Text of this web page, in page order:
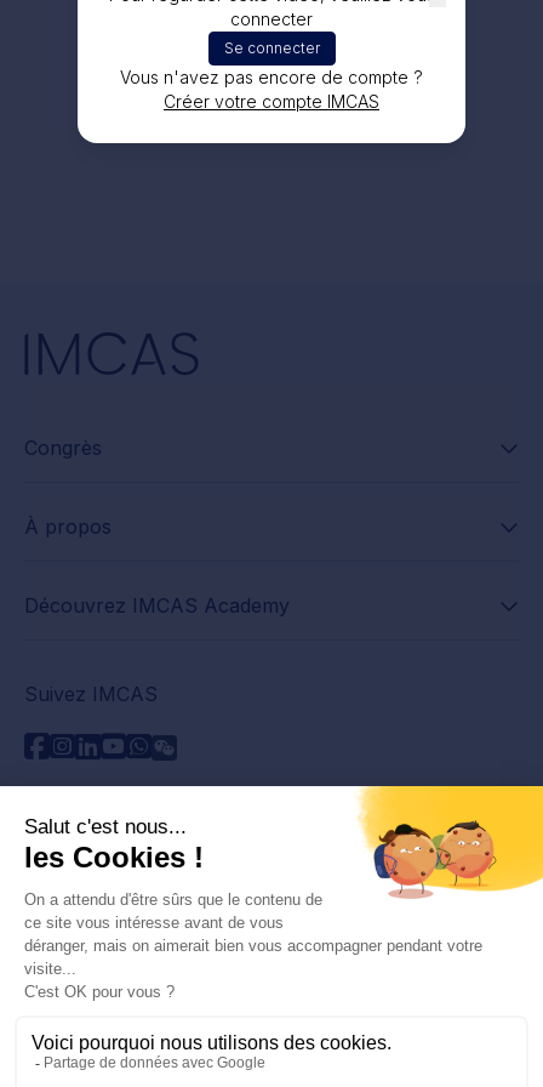
connecter
Se connecter
Vous n'avez pas encore de compte ?
Créer votre compte IMCAS
Congrès
À propos
Découvrez IMCAS Academy
Suivez IMCAS
Besoin d'aide ?
Contactez-nous
Lire les FAQs
Politique de confidentialité